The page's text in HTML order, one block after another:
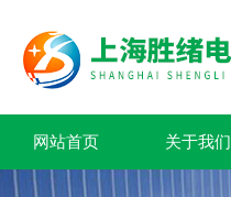
网站首页 关于我们